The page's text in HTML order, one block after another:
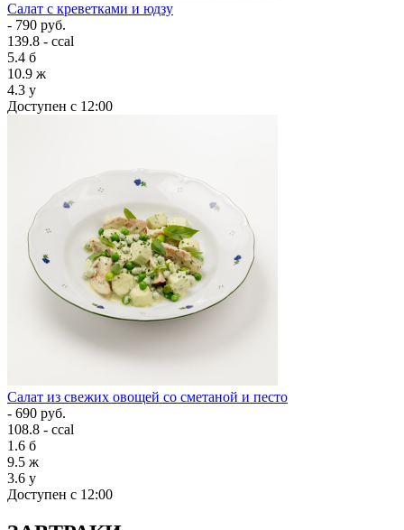
Салат с креветками и юдзу
- 790 руб.
139.8 - ccal
5.4 б
10.9 ж
4.3 у
Доступен с 12:00
Салат из свежих овощей со сметаной и песто
- 690 руб.
108.8 - ccal
1.6 б
9.5 ж
3.6 у
Доступен с 12:00